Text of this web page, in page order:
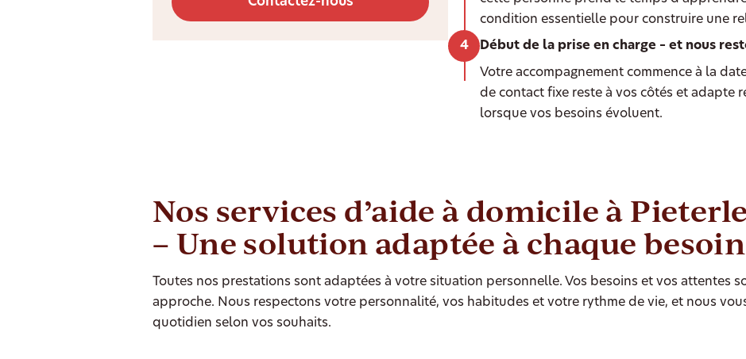
condition essentielle pour construire une
Début de la prise en charge – et nous
Votre accompagnement commence à la
de contact fixe reste à vos côtés et adapte
lorsque vos besoins évoluent.
Nos services d’aide à domicile à
– Une solution adaptée à chaque besoin
Toutes nos prestations sont adaptées à votre situation personnelle. Vos besoins et vos attentes
approche. Nous respectons votre personnalité, vos habitudes et votre rythme de vie, et nous
quotidien selon vos souhaits.